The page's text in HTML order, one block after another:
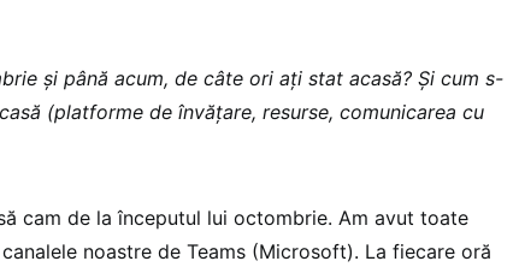
și până acum, de câte ori ați stat acasă? Și cum s-
(platforme de învățare, resurse, comunicarea cu
cam de la începutul lui octombrie. Am avut toate
noastre de Teams (Microsoft). La fiecare oră